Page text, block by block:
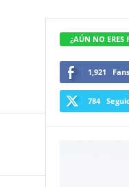
¿AÚN NO ERES
1,921 Fans
784